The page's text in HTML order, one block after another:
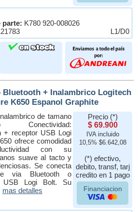
parte: K780 920-008026
L1/D0
Bluetooth + Inalambrico Logitech
K650 Espanol Graphite
de tamano
Conectividad:
+ receptor USB Logi
ofrece comodidad
con su
suave al tacto y
Se conecta
via Bluetooth o
USB Logi Bolt. Su
mas detalles
Precio (*)
$ 69.900
IVA incluido
10,5% $6.642,08
(*) efectivo,
debito, transf, tarj
credito en 1 pago
Financiacion